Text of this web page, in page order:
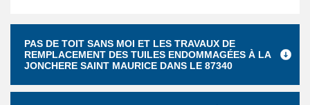
PAS DE TOIT SANS MOI ET LES TRAVAUX DE
REMPLACEMENT DES TUILES ENDOMMAGÉES À LA
JONCHERE SAINT MAURICE DANS LE 87340